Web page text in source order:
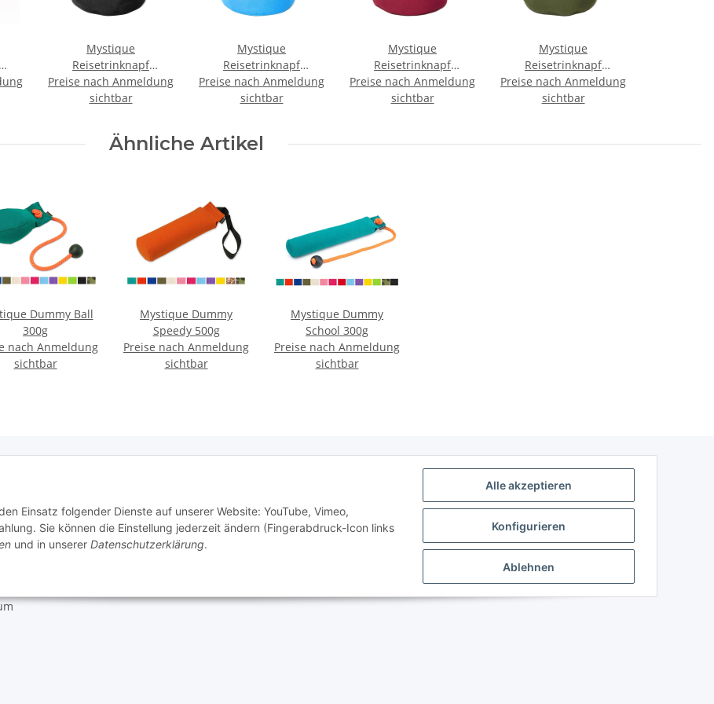
Alle akzeptieren
Konfigurieren
Ablehnen
Einsatz folgender Dienste auf unserer Website: YouTube, Vimeo,
Sie können die Einstellung jederzeit ändern (Fingerabdruck-Icon links
und in unserer Datenschutzerklärung.
Mystique
Reisetrinknapf
Reisenapf mit
Karabiner faltbar
Preise nach Anmeldung
sichtbar
Mystique
Reisetrinknapf
Reisenapf mit
Karabiner faltbar
Preise nach Anmeldung
sichtbar
Mystique
Reisetrinknapf
Reisenapf mit
Karabiner faltbar
Preise nach Anmeldung
sichtbar
Mystique
Reisetrinknapf
Reisenapf mit
Karabiner faltbar
Preise nach Anmeldung
sichtbar
Ähnliche Artikel
Dummy Ball
300g
nach Anmeldung
sichtbar
Mystique Dummy
Speedy 500g
Preise nach Anmeldung
sichtbar
Mystique Dummy
School 300g
Preise nach Anmeldung
sichtbar